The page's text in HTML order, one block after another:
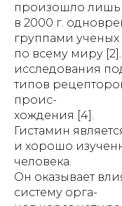
произошло лишь
в 2000 г.
группами ученых
по всему миру
исследования
типов
проис-
хождения [4].
Гистамин
и хорошо
человека.
Он оказывает
систему орга-